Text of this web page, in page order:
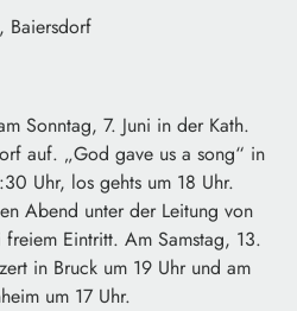
Baiersdorf
Sonntag, 7. Juni in der Kath.
auf. „God gave us a song“ in
Uhr, los gehts um 18 Uhr.
Abend unter der Leitung von
Eintritt. Am Samstag, 13.
in Bruck um 19 Uhr und am
um 17 Uhr.